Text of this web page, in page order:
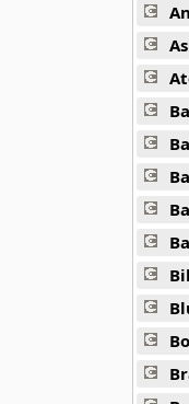
19
118
116
11